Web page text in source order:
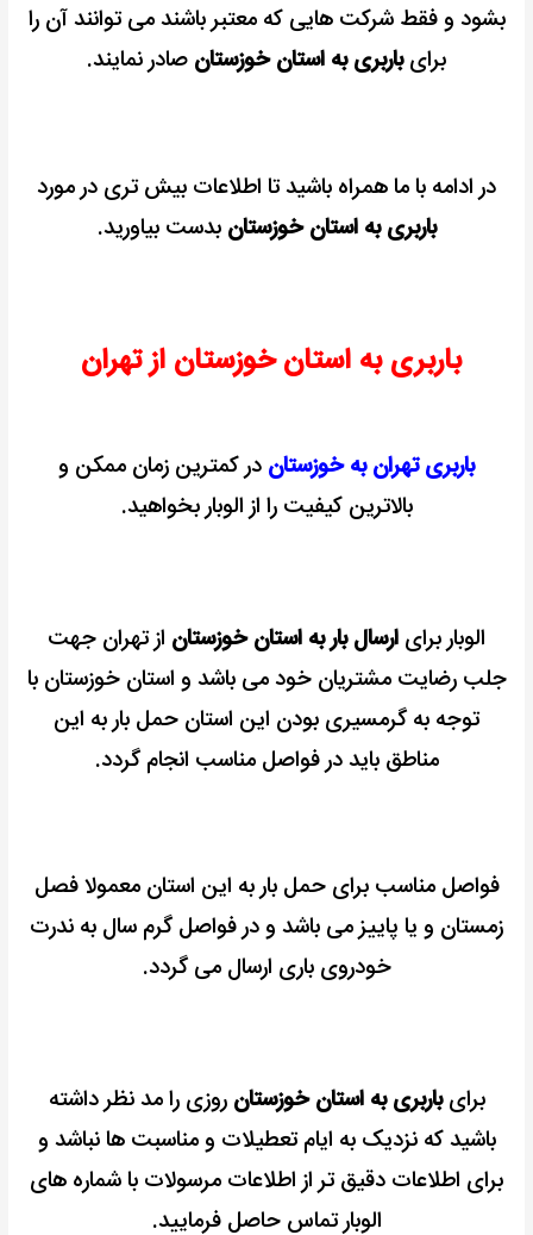
بشود و فقط شرکت هایی که معتبر باشند می توانند آن را
برایباربری به استان خوزستان صادر نمایند.
در ادامه با ما همراه باشید تا اطلاعات بیش تری در مورد
باربری به استان خوزستان بدست بیاورید.
باربری به استان خوزستان از تهران
باربری تهران به خوزستان در کمترین زمان ممکن و
بالاترین کیفیت را از الوبار بخواهید.
الوبار برای ارسال بار به استان خوزستان از تهران جهت
جلب رضایت مشتریان خود می باشد و استان خوزستان با
توجه به گرمسیری بودن این استان حمل بار به این
مناطق باید در فواصل مناسب انجام گردد.
فواصل مناسب برای حمل بار به این استان معمولا فصل
زمستان و یا پاییز می باشد و در فواصل گرم سال به ندرت
خودروی باری ارسال می گردد.
برایباربری به استان خوزستان روزی را مد نظر داشته
باشید که نزدیک به ایام تعطیلات و مناسبت ها نباشد و
برای اطلاعات دقیق تر از اطلاعات مرسولات با شماره های
الوبار تماس حاصل فرمایید.